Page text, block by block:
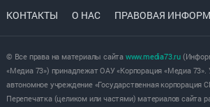
КОНТАКТЫ О НАС ПРАВОВАЯ
© Все права на материалы сайта www.media73.ru
«Медиа 73») принадлежат ОАУ «Корпорация «Медиа 73».
автономное учреждение «Государственная корпорация
Перепечатка (целиком или частями) материалов сайта